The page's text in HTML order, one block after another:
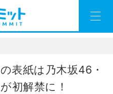
表紙は乃木坂46・
初解禁に！